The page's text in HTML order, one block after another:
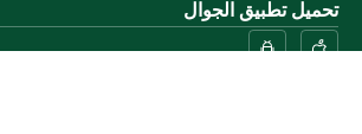
تحميل تطبيق الجوال